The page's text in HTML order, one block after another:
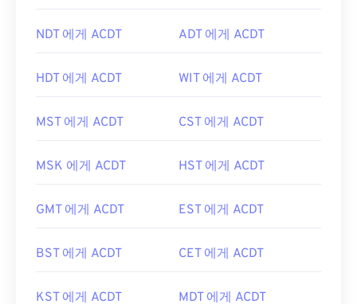
NDT 에게 ACDT ADT 에게 ACDT
HDT 에게 ACDT WIT 에게 ACDT
MST 에게 ACDT CST 에게 ACDT
MSK 에게 ACDT HST 에게 ACDT
GMT 에게 ACDT EST 에게 ACDT
BST 에게 ACDT CET 에게 ACDT
KST 에게 ACDT MDT 에게 ACDT